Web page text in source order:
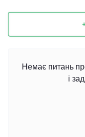
Немає питань
і